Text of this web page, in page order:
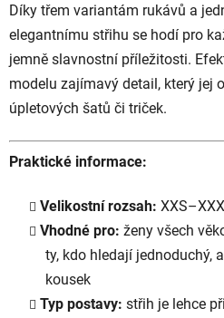
Díky třem variantám rukávů a
elegantnímu střihu se hodí pro
jemně slavnostní příležitosti.
modelu zajímavý detail, který jej
úpletových šatů či triček.
Praktické informace:
Velikostní rozsah:
Vhodné pro: ženy všech
ty, kdo hledají jednoduchý,
kousek
Typ postavy: střih je lehce